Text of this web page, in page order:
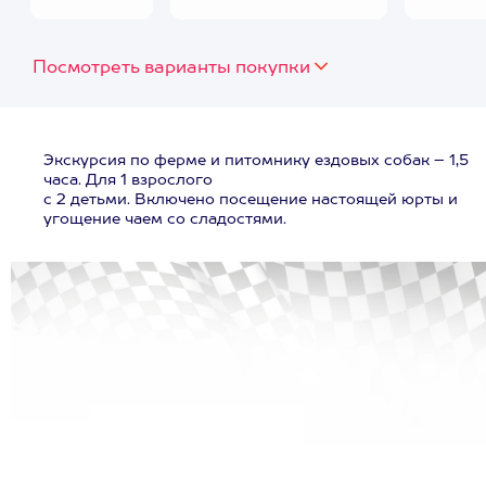
Посмотреть варианты покупки
Экскурсия по ферме и питомнику ездовых собак – 1,5
часа. Для 1 взрослого
с 2 детьми. Включено посещение настоящей юрты и
угощение чаем со сладостями.